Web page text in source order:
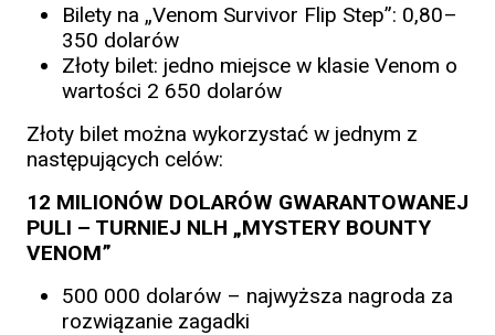
Bilety na „Venom Survivor Flip Step”: 0,80–
350 dolarów
Złoty bilet: jedno miejsce w klasie Venom o
wartości 2 650 dolarów
Złoty bilet można wykorzystać w jednym z
następujących celów:
12 MILIONÓW DOLARÓW GWARANTOWANEJ
PULI – TURNIEJ NLH „MYSTERY BOUNTY
VENOM”
500 000 dolarów – najwyższa nagroda za
rozwiązanie zagadki